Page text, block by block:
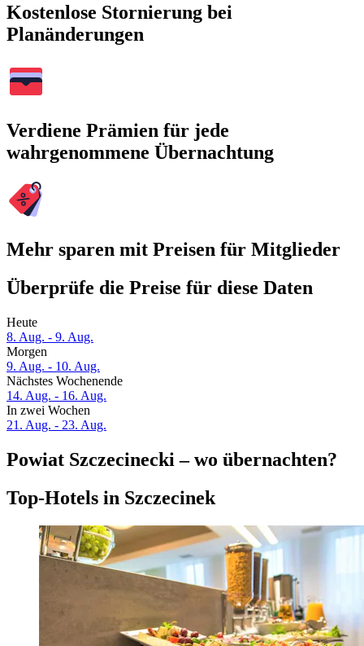
Kostenlose Stornierung bei
Planänderungen
Verdiene Prämien für jede
wahrgenommene Übernachtung
Mehr sparen mit Preisen für Mitglieder
Überprüfe die Preise für diese Daten
Heute
8. Aug. - 9. Aug.
Morgen
9. Aug. - 10. Aug.
Nächstes Wochenende
14. Aug. - 16. Aug.
In zwei Wochen
21. Aug. - 23. Aug.
Powiat Szczecinecki – wo übernachten?
Top-Hotels in Szczecinek